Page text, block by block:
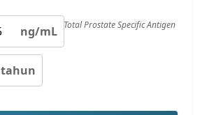
ng/mL Total Prostate Specific Antigen
tahun